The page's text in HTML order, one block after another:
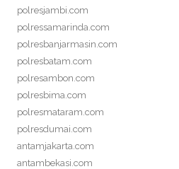
polresjambi.com
polressamarinda.com
polresbanjarmasin.com
polresbatam.com
polresambon.com
polresbima.com
polresmataram.com
polresdumai.com
antamjakarta.com
antambekasi.com